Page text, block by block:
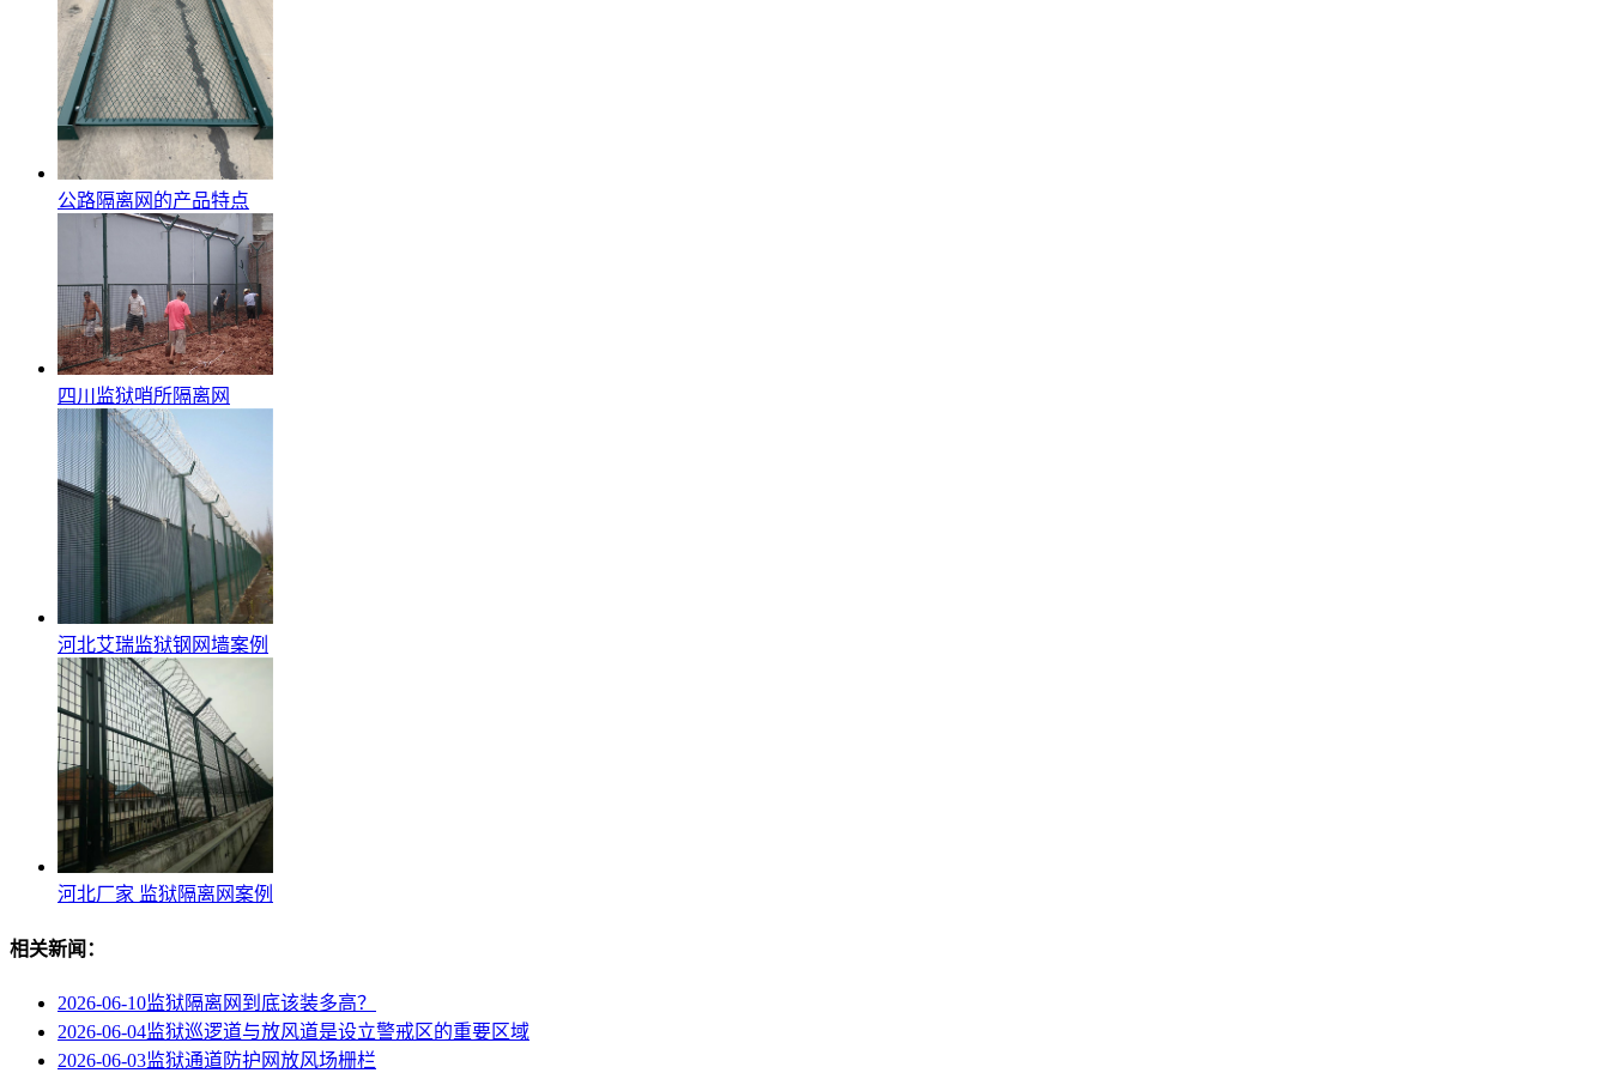
公路隔离网的产品特点
四川监狱哨所隔离网
河北艾瑞监狱钢网墙案例
河北厂家 监狱隔离网案例
相关新闻：
2026-06-10监狱隔离网到底该装多高？
2026-06-04监狱巡逻道与放风道是设立警戒区的重要区域
2026-06-03监狱通道防护网放风场栅栏